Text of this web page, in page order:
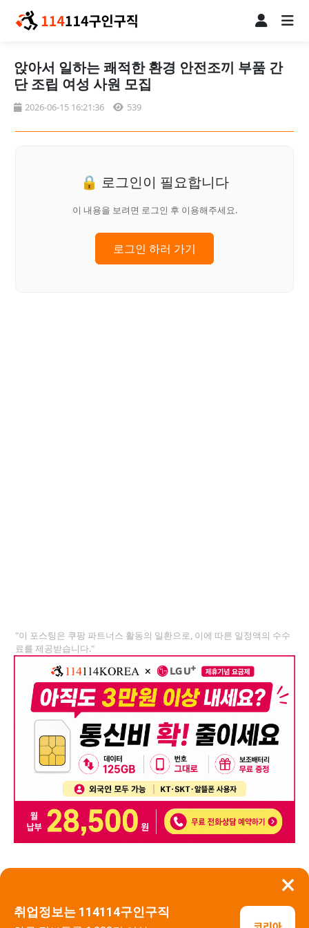
×
취업정보는 114114구인구직
앉아서 일하는 쾌적한 환경 안전조끼 부품 간
단 조립 여성 사원 모집
2026-06-15 16:21:36 539
🔒 로그인이 필요합니다
이 내용을 보려면 로그인 후 이용해주세요.
로그인 하러 가기
"이 포스팅은 쿠팡 파트너스 활동의 일환으로, 이에 따른 일정액의 수수
료를 제공받습니다."